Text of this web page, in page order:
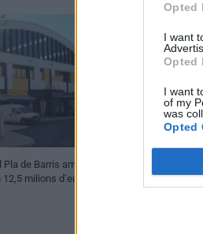
Opted
I want
Opted
I want
of my
was
Opted
de Barris amb un
milions d’euros
La nova
el Grau i la